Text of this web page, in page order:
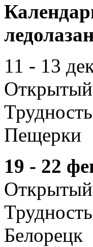
11 - 13
Открытый
Пещерки
19 - 22
Открытый
Белорецк